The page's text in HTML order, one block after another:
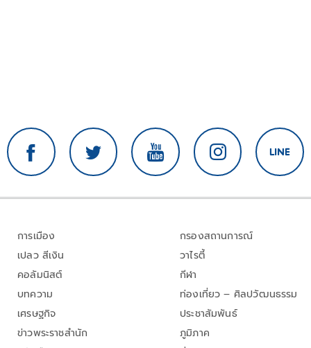
การเมือง
เปลว สีเงิน
คอลัมนิสต์
บทความ
เศรษฐกิจ
ข่าวพระราชสำนัก
กรองสถานการณ์
วาไรตี้
กีฬา
ท่องเที่ยว – ศิลปวัฒนธรรม
ประชาสัมพันธ์
ภูมิภาค